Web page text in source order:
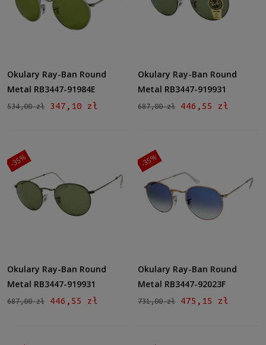
Okulary Ray-Ban Round
Metal RB3447-91984E
534,00 zł 347,10 zł
Okulary Ray-Ban Round
Metal RB3447-919931
687,00 zł 446,55 zł
Okulary Ray-Ban Round
Metal RB3447-919931
687,00 zł 446,55 zł
-35%
Okulary Ray-Ban Round
Metal RB3447-92023F
731,00 zł 475,15 zł
-35%